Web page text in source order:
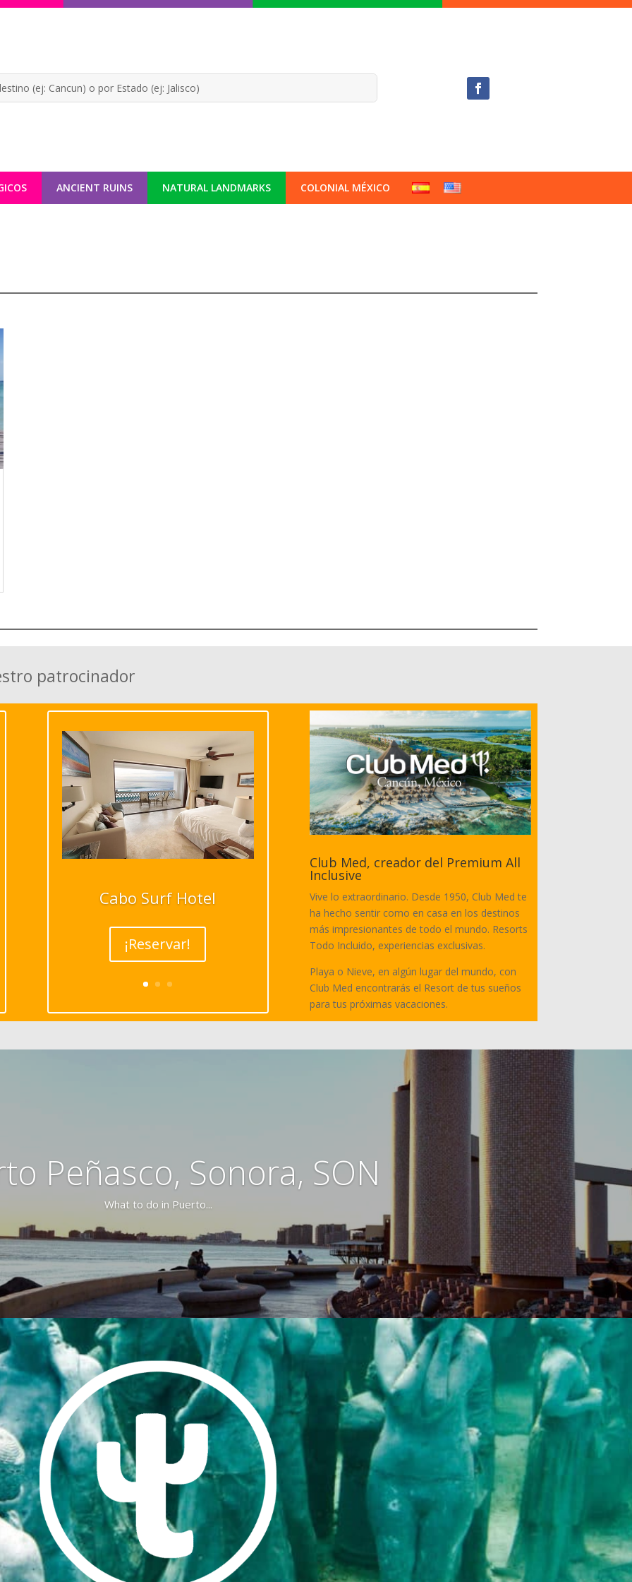
ANCIENT RUINS NATURAL LANDMARKS COLONIAL MÉXICO
patrocinador
Cabo Surf Hotel
¡Reservar!
Club Med, creador del Premium All
Inclusive
Vive lo extraordinario. Desde 1950, Club Med te
ha hecho sentir como en casa en los destinos
más impresionantes de todo el mundo. Resorts
Todo Incluido, experiencias exclusivas.
Playa o Nieve, en algún lugar del mundo, con
Club Med encontrarás el Resort de tus sueños
para tus próximas vacaciones.
Peñasco, Sonora, SON
What to do in Puerto...